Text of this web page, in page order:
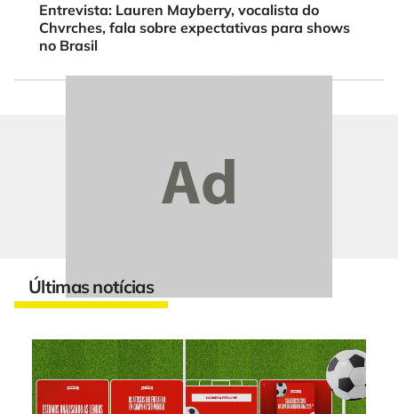
Entrevista: Lauren Mayberry, vocalista do
Chvrches, fala sobre expectativas para shows
no Brasil
Últimas notícias